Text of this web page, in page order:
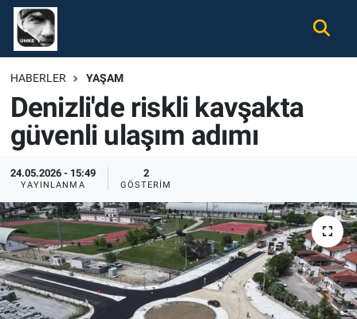
HABERLER YAŞAM
Denizli'de riskli kavşakta
güvenli ulaşım adımı
24.05.2026 - 15:49
YAYINLANMA
2
GÖSTERIM
Gündem
Ekonomi
Spor
Magazin
Tüm Haberler
İletişim
Künye
Nöbetçi Eczaneler
Hava Durumu
Namaz Vakitleri
Trafik Durumu
Süper Lig Puan Durumu ve Fikstür
Tüm Manşetler
Son Dakika Haberleri